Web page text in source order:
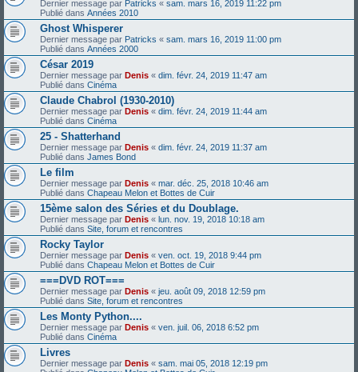
Dernier message par Patricks « sam. mars 16, 2019 11:22 pm
Publié dans Années 2010
Ghost Whisperer
Dernier message par Patricks « sam. mars 16, 2019 11:00 pm
Publié dans Années 2000
César 2019
Dernier message par Denis « dim. févr. 24, 2019 11:47 am
Publié dans Cinéma
Claude Chabrol (1930-2010)
Dernier message par Denis « dim. févr. 24, 2019 11:44 am
Publié dans Cinéma
25 - Shatterhand
Dernier message par Denis « dim. févr. 24, 2019 11:37 am
Publié dans James Bond
Le film
Dernier message par Denis « mar. déc. 25, 2018 10:46 am
Publié dans Chapeau Melon et Bottes de Cuir
15ème salon des Séries et du Doublage.
Dernier message par Denis « lun. nov. 19, 2018 10:18 am
Publié dans Site, forum et rencontres
Rocky Taylor
Dernier message par Denis « ven. oct. 19, 2018 9:44 pm
Publié dans Chapeau Melon et Bottes de Cuir
===DVD ROT===
Dernier message par Denis « jeu. août 09, 2018 12:59 pm
Publié dans Site, forum et rencontres
Les Monty Python....
Dernier message par Denis « ven. juil. 06, 2018 6:52 pm
Publié dans Cinéma
Livres
Dernier message par Denis « sam. mai 05, 2018 12:19 pm